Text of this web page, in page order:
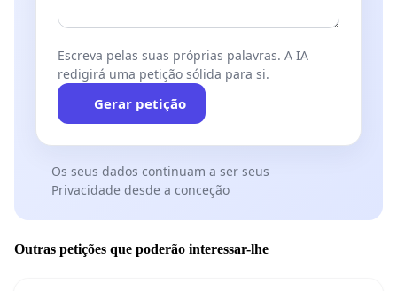
responsabilidade dos participantes e sim, dos
gestores da Petros e também da própria
Petrobrás.
participantes da Petros e não aceitamos mais que
os gestores que levaram nosso fundo de pensão
Petros como se nada de errado houvessem feito!
Escreva pelas suas próprias palavras. A IA
redigirá uma petição sólida para si.
Gerar petição
Os seus dados continuam a ser seus
Privacidade desde a conceção
Outras petições que poderão interessar-lhe